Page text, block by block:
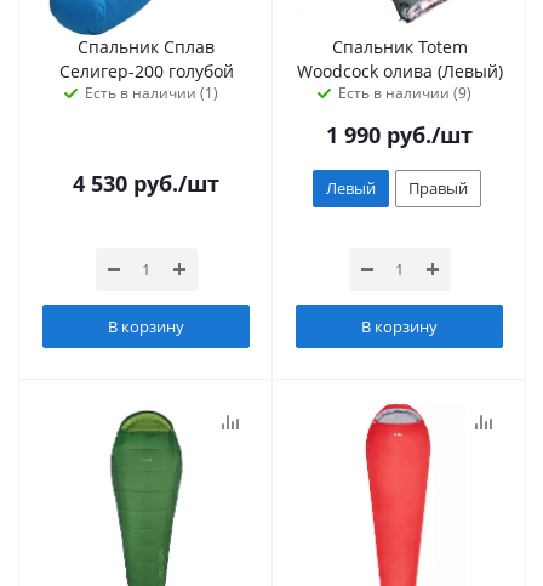
Спальник Сплав
Селигер-200 голубой
Есть в наличии (1)
4 530 руб./шт
В корзину
Спальник Totem
Woodcock олива (Левый)
Есть в наличии (9)
1 990 руб./шт
Левый Правый
В корзину